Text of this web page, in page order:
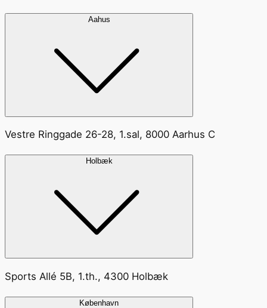
Aahus
Vestre Ringgade 26-28, 1.sal, 8000 Aarhus C
Holbæk
Sports Allé 5B, 1.th., 4300 Holbæk
København